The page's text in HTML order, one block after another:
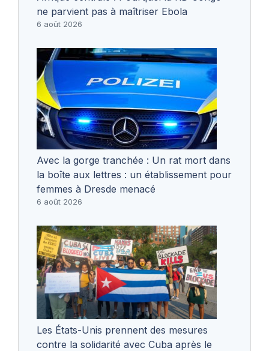
ne parvient pas à maîtriser Ebola
6 août 2026
Avec la gorge tranchée : Un rat mort dans
la boîte aux lettres : un établissement pour
femmes à Dresde menacé
6 août 2026
Les États-Unis prennent des mesures
contre la solidarité avec Cuba après le